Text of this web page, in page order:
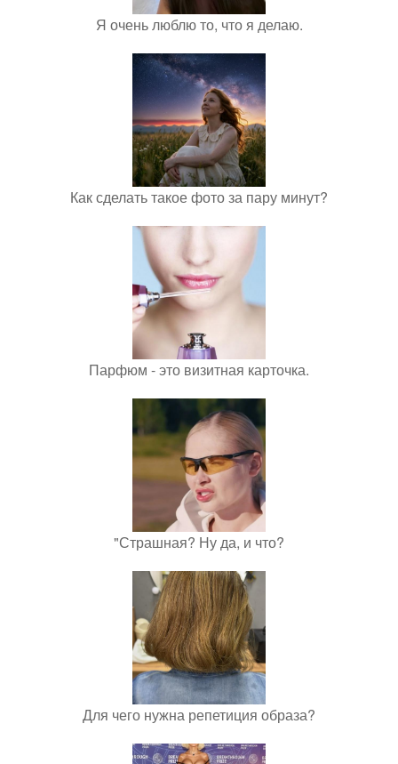
Я очень люблю то, что я делаю.
Как сделать такое фото за пару минут?
Парфюм - это визитная карточка.
"Страшная? Ну да, и что?
Для чего нужна репетиция образа?